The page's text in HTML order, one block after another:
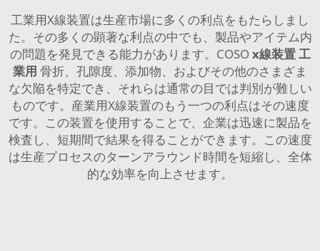
工業用X線装置は生産市場に多くの利点をもたらしまし
た。その多くの顕著な利点の中でも、製品やアイテム内
の問題を発見できる能力があります。COSOx線装置 工
業用 骨折、孔隙度、添加物、およびその他のさまざま
な欠陥を特定でき、それらは通常の目では判別が難しい
ものです。産業用X線装置のもう一つの利点はその速度
です。この装置を使用することで、企業は迅速に製品を
検査し、短期間で結果を得ることができます。この速度
は生産プロセスのターンアラウンド時間を短縮し、全体
的な効率を向上させます。